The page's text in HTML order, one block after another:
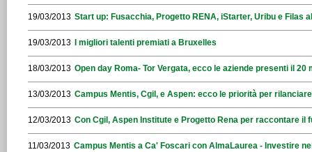
19/03/2013 Start up: Fusacchia, Progetto RENA, iStarter, Uribu e Filas
19/03/2013 I migliori talenti premiati a Bruxelles
18/03/2013 Open day Roma- Tor Vergata, ecco le aziende presenti il 20
13/03/2013 Campus Mentis, Cgil, e Aspen: ecco le priorità per
12/03/2013 Con Cgil, Aspen Institute e Progetto Rena per raccontare il
11/03/2013 Campus Mentis a Ca' Foscari con AlmaLaurea - Investire